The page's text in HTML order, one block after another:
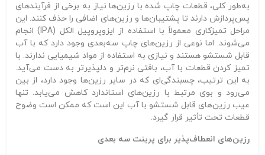
به‌طور کلی، قطعات چاپ شده با رزین‌ها نیاز به برخی از فرآیندهای
پس‌پردازش دارند تا پشتیبان‌ها و رزین‌های اضافی را حذف کنند. این
مراحل تمیزکاری معمولاً با استفاده از ایزوپروپیل الکل (IPA) انجام
می‌شوند. اما نوعی از رزین‌های چاپ سه‌بعدی وجود دارد که با آب
قابل شستشو هستند و نیازی به استفاده از مواد شیمیایی ندارند. با
تمیز کردن قطعات با آب، بافتی نرم‌تر و دلپذیرتر به دست می‌آید.
به این ترتیب، چسبندگی‌ای که در سایر رزین‌ها وجود دارد، از بین
می‌رود و بوی مرتبط با رزین‌های استاندارد کاهش می‌یابد. تنها
عیب رزین‌های قابل شستشو با آب این است که ممکن است وضوح
قطعات تحت تأثیر قرار گیرد.
رزین‌های انعطاف‌پذیر برای پرینت سه بعدی